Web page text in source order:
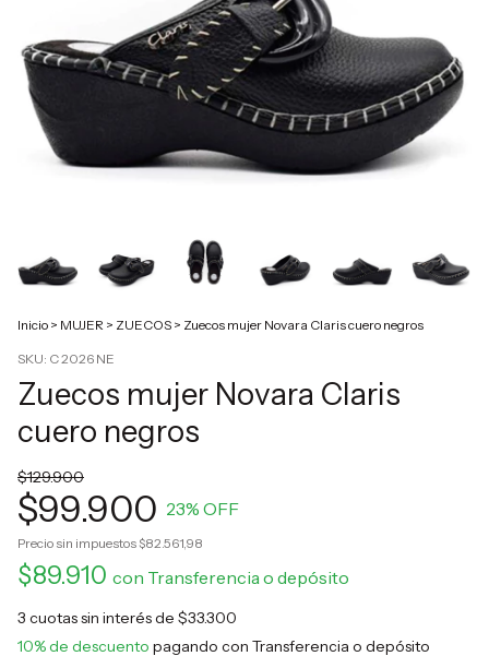
Inicio > MUJER > ZUECOS > Zuecos mujer Novara Claris cuero negros
SKU: C 2026 NE
Zuecos mujer Novara Claris
cuero negros
$129.900
$99.900 23% OFF
Precio sin impuestos$82.561,98
$89.910 con Transferencia o depósito
3 cuotas sin interés de $33.300
10% de descuento pagando con Transferencia o depósito